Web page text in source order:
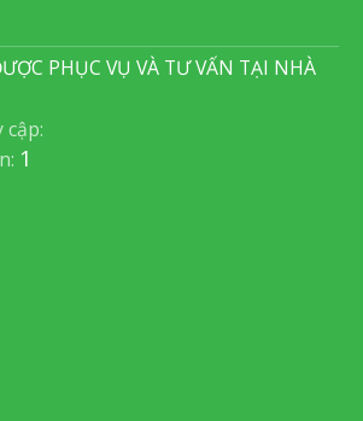
PHỤC VỤ VÀ TƯ VẤN TẠI NHÀ
1